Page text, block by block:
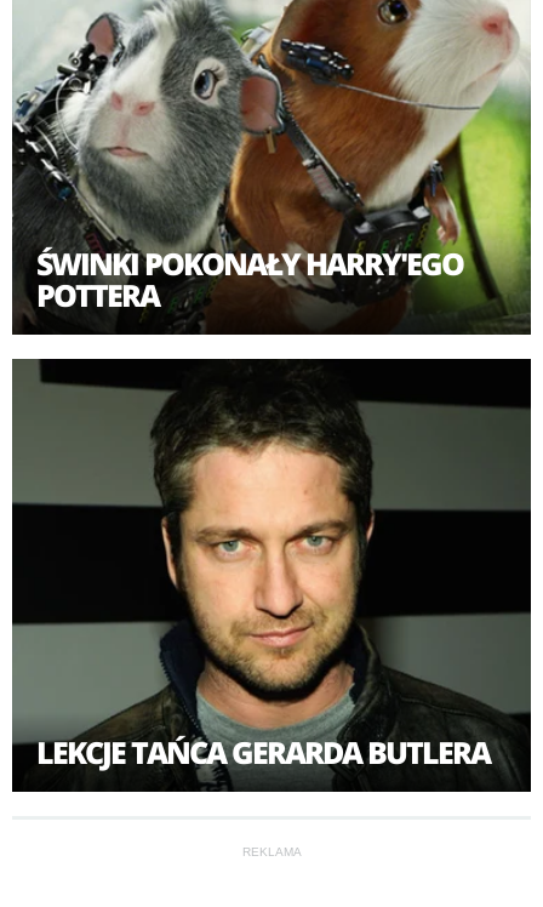
ŚWINKI POKONAŁY HARRY'EGO
POTTERA
LEKCJE TAŃCA GERARDA BUTLERA
REKLAMA